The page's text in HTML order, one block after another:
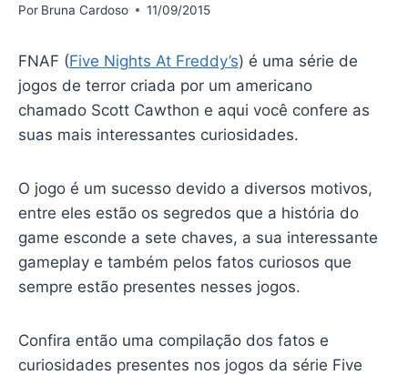
Por Bruna Cardoso 11/09/2015
FNAF (Five Nights At Freddy’s) é uma série de
jogos de terror criada por um americano
chamado Scott Cawthon e aqui você confere as
suas mais interessantes curiosidades.
O jogo é um sucesso devido a diversos motivos,
entre eles estão os segredos que a história do
game esconde a sete chaves, a sua interessante
gameplay e também pelos fatos curiosos que
sempre estão presentes nesses jogos.
Confira então uma compilação dos fatos e
curiosidades presentes nos jogos da série Five